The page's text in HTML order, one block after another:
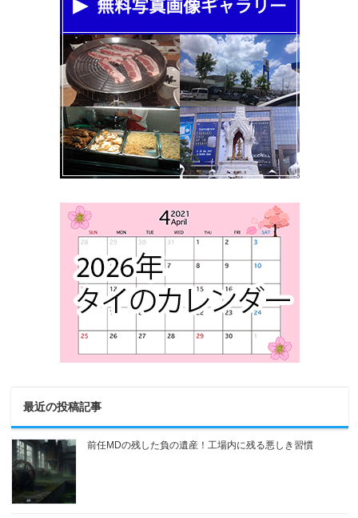
最近の投稿記事
前任MDの残した負の遺産！工場内に残る悪しき習慣